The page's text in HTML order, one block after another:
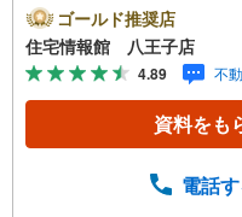
さい。【営業時間
合は営業いたしま
わせは上記時間内
タッフ一同お客様
宅ローン相談会】
購入の際にかかる
気軽にご相談くだ
ゴールド推奨店
住宅情報館 八王子店
4.89 不
資料をも
電話